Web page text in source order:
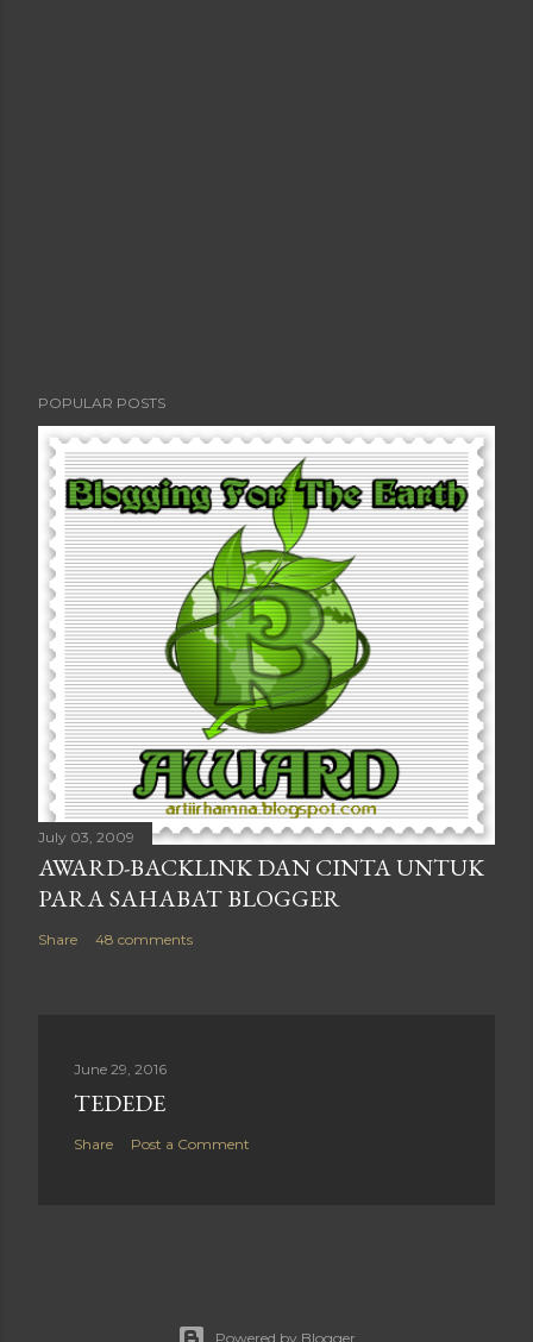
POPULAR POSTS
July 03, 2009
AWARD-BACKLINK DAN CINTA UNTUK
PARA SAHABAT BLOGGER
Share 48 comments
June 29, 2016
TEDEDE
Share Post a Comment
Powered by Blogger